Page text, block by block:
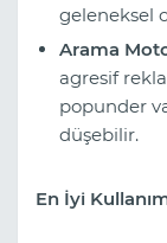
geleneksel
Arama
agresif
popunder
düşebilir.
En İyi